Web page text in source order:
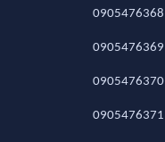
0905476368
0905476369
0905476370
0905476371